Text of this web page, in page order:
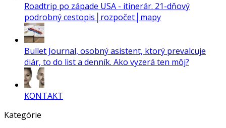
Roadtrip po západe USA - itinerár. 21-dňový
podrobný cestopis│rozpočet│mapy
Bullet Journal, osobný asistent, ktorý prevalcuje
diár, to do list a denník. Ako vyzerá ten môj?
KONTAKT
Kategórie